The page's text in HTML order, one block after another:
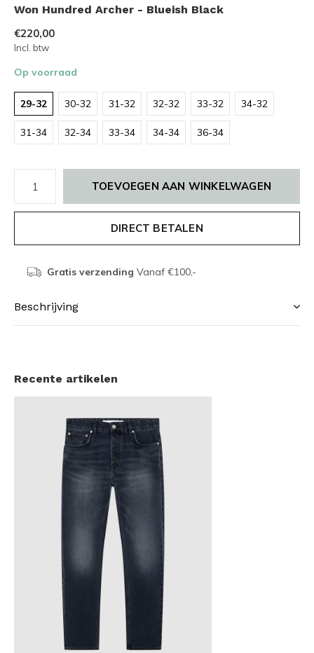
Won Hundred Archer - Blueish Black
€220,00
Incl. btw
Op voorraad
29-32 30-32 31-32 32-32 33-32 34-32
31-34 32-34 33-34 34-34 36-34
TOEVOEGEN AAN WINKELWAGEN
DIRECT BETALEN
Gratis verzending Vanaf €100,-
Beschrijving
Recente artikelen